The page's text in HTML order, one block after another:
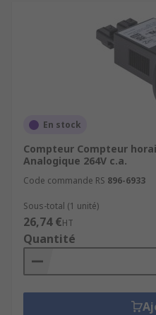
En stock
Compteur Compteur
Analogique 264V c.a.
Code commande RS 896-6933
Sous-total (1 unité)
26,74 €HT
Quantité